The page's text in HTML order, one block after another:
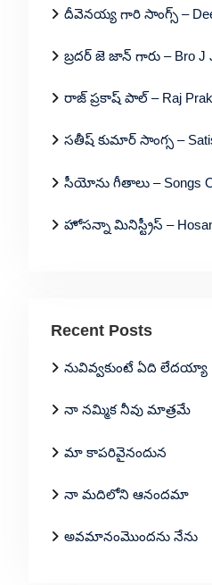
దీవెనయ్య గారి సాంగ్స్ –
బ్రదర్ జె జాన్ గారు – Bro J
రాజ్ ప్రకాష్ పాల్ – Raj
సతీష్ కుమార్ సాంగ్స –
సీయోను గీతాలు – Songs
హోసన్నా మినిస్ట్రీస్ –
Recent Posts
నువివ్వకుంటే ఏది లేదయ్యా
నా నమ్మిక నీవు మాత్రమే
మా కాపరివైనందున
నా మదిలోని ఆనందమా
అవమానంమొందను నేను